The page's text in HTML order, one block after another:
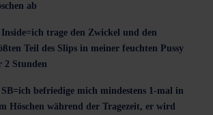
ab
Inside=ich trage den Zwickel und den
Teil des Slips in meiner feuchten Pussy
2 Stunden
SB=ich befriedige mich mindestens 1-mal in
Höschen während der Tragezeit, er wird